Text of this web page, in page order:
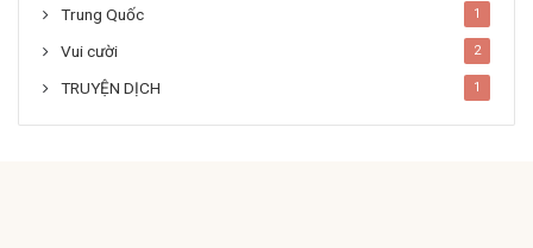
Trung Quốc 1
Vui cười 2
TRUYỆN DỊCH 1